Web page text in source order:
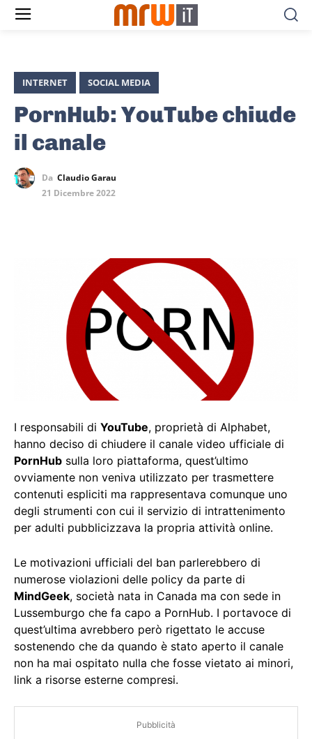
INTERNET SOCIAL MEDIA
PornHub: YouTube chiude
il canale
Da Claudio Garau
21 Dicembre 2022
I responsabili di YouTube, proprietà di Alphabet,
hanno deciso di chiudere il canale video ufficiale di
PornHub sulla loro piattaforma, quest’ultimo
ovviamente non veniva utilizzato per trasmettere
contenuti espliciti ma rappresentava comunque uno
degli strumenti con cui il servizio di intrattenimento
per adulti pubblicizzava la propria attività online.
Le motivazioni ufficiali del ban parlerebbero di
numerose violazioni delle policy da parte di
MindGeek, società nata in Canada ma con sede in
Lussemburgo che fa capo a PornHub. I portavoce di
quest’ultima avrebbero però rigettato le accuse
sostenendo che da quando è stato aperto il canale
non ha mai ospitato nulla che fosse vietato ai minori,
link a risorse esterne compresi.
Pubblicità